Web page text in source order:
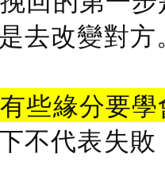
去改變對方。
有些緣分要學
不代表失